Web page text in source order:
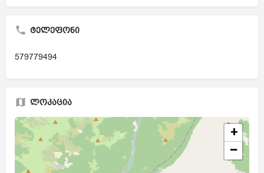
ტელეფონი
579779494
ლოკაცია
+
−